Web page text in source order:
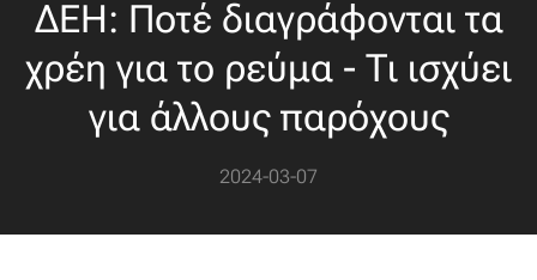
ΔΕΗ: Ποτέ διαγράφονται τα
χρέη για το ρεύμα - Τι ισχύει
για άλλους παρόχους
2024-03-07